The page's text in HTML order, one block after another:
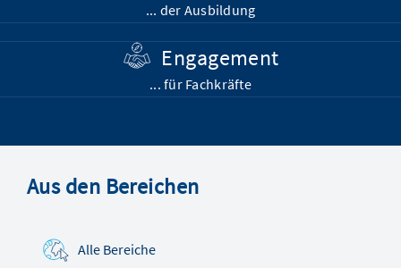
... der Ausbildung
Engagement
... für Fachkräfte
Aus den Bereichen
Alle Bereiche